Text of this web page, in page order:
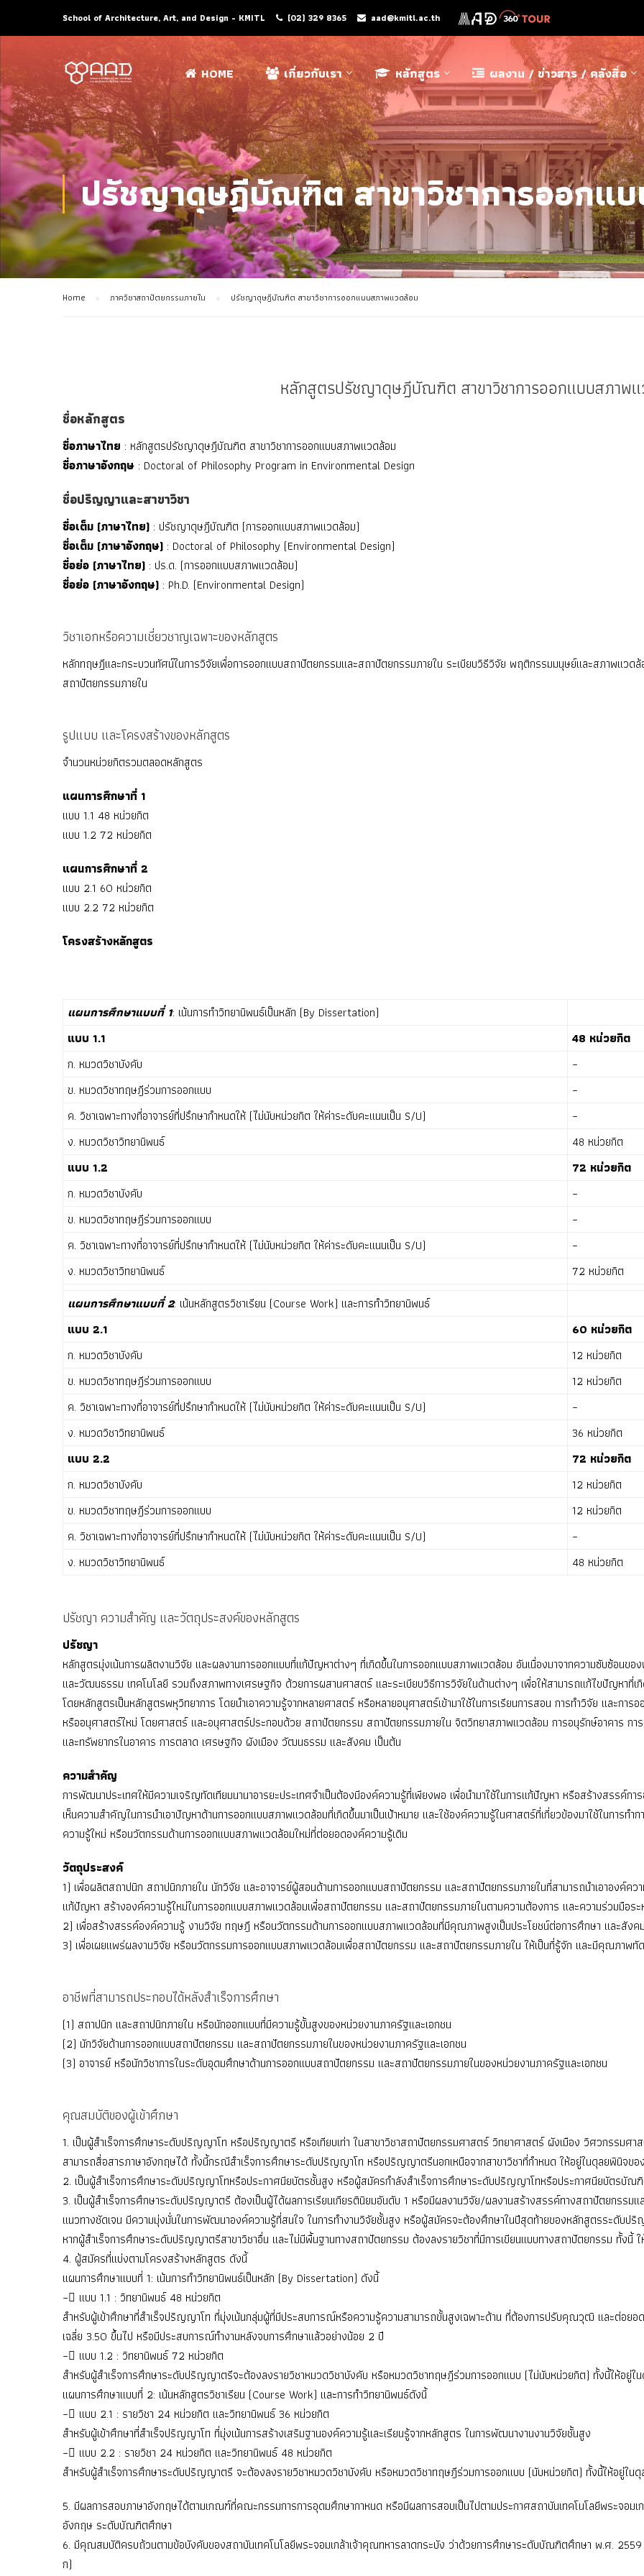
School of Architecture, Art, and Design - KMITL (02) 329 8365 aad@kmitl.ac.th
HOME เกี่ยวกับเรา หลักสูตร ผลงาน / ข่าวสาร / คลังสื่อ
ปรัชญาดุษฎีบัณฑิต สาขาวิชาการออกแ
Home ภาควิชาสถาปัตยกรรมภายใน ปรัชญาดุษฎีบัณฑิต สาขาวิชาการออกแบบสภาพแวดล้อม
หลักสูตรปรัชญาดุษฎีบัณฑิต สาขาวิชาการออกแบบสภาพ
ชื่อหลักสูตร
ชื่อภาษาไทย : หลักสูตรปรัชญาดุษฎีบัณฑิต สาขาวิชาการออกแบบสภาพแวดล้อม
ชื่อภาษาอังกฤษ : Doctoral of Philosophy Program in Environmental Design
ชื่อปริญญาและสาขาวิชา
ชื่อเต็ม (ภาษาไทย) : ปรัชญาดุษฎีบัณฑิต (การออกแบบสภาพแวดล้อม)
ชื่อเต็ม (ภาษาอังกฤษ) : Doctoral of Philosophy (Environmental Design)
ชื่อย่อ (ภาษาไทย) : ปร.ด. (การออกแบบสภาพแวดล้อม)
ชื่อย่อ (ภาษาอังกฤษ) : Ph.D. (Environmental Design)
วิชาเอกหรือความเชี่ยวชาญเฉพาะของหลักสูตร
หลักทฤษฎีและกระบวนทัศน์ในการวิจัยเพื่อการออกแบบสถาปัตยกรรมและสถาปัตยกรรมภายใน ระเบียบวิธีวิจัย พฤติกรรมมนุษย์และสภาพแวด
สถาปัตยกรรมภายใน
รูปแบบ และโครงสร้างของหลักสูตร
จำนวนหน่วยกิตรวมตลอดหลักสูตร
แผนการศึกษาที่ 1
แบบ 1.1 48 หน่วยกิต
แบบ 1.2 72 หน่วยกิต
แผนการศึกษาที่ 2
แบบ 2.1 60 หน่วยกิต
แบบ 2.2 72 หน่วยกิต
โครงสร้างหลักสูตร
แผนการศึกษาแบบที่ 1: เน้นการทำวิทยานิพนธ์เป็นหลัก (By Dissertation)
แบบ 1.1
48 หน่วยกิต
ก. หมวดวิชาบังคับ
–
ข. หมวดวิชาทฤษฎีร่วมการออกแบบ
–
ค. วิชาเฉพาะทางที่อาจารย์ที่ปรึกษากำหนดให้ (ไม่นับหน่วยกิต ให้ค่าระดับคะแนนเป็น S/U)
–
ง. หมวดวิชาวิทยานิพนธ์
48 หน่วยกิต
แบบ 1.2
72 หน่วยกิต
ก. หมวดวิชาบังคับ
–
ข. หมวดวิชาทฤษฎีร่วมการออกแบบ
–
ค. วิชาเฉพาะทางที่อาจารย์ที่ปรึกษากำหนดให้ (ไม่นับหน่วยกิต ให้ค่าระดับคะแนนเป็น S/U)
–
ง. หมวดวิชาวิทยานิพนธ์
72 หน่วยกิต
แผนการศึกษาแบบที่ 2: เน้นหลักสูตรวิชาเรียน (Course Work) และการทำวิทยานิพนธ์
แบบ 2.1
60 หน่วยกิต
ก. หมวดวิชาบังคับ
12 หน่วยกิต
ข. หมวดวิชาทฤษฎีร่วมการออกแบบ
12 หน่วยกิต
ค. วิชาเฉพาะทางที่อาจารย์ที่ปรึกษากำหนดให้ (ไม่นับหน่วยกิต ให้ค่าระดับคะแนนเป็น S/U)
–
ง. หมวดวิชาวิทยานิพนธ์
36 หน่วยกิต
แบบ 2.2
72 หน่วยกิต
ก. หมวดวิชาบังคับ
12 หน่วยกิต
ข. หมวดวิชาทฤษฎีร่วมการออกแบบ
12 หน่วยกิต
ค. วิชาเฉพาะทางที่อาจารย์ที่ปรึกษากำหนดให้ (ไม่นับหน่วยกิต ให้ค่าระดับคะแนนเป็น S/U)
–
ง. หมวดวิชาวิทยานิพนธ์
48 หน่วยกิต
ปรัชญา ความสำคัญ และวัตถุประสงค์ของหลักสูตร
ปรัชญา
หลักสูตรมุ่งเน้นการผลิตงานวิจัย และผลงานการออกแบบที่แก้ปัญหาต่างๆ ที่เกิดขึ้นในการออกแบบสภาพแวดล้อม อันเนื่องมาจากความซับซ้อน
และวัฒนธรรม เทคโนโลยี รวมถึงสภาพทางเศรษฐกิจ ด้วยการผสานศาสตร์ และระเบียบวิธีการวิจัยในด้านต่างๆ เพื่อให้สามารถแก้ไขปัญหาที่เ
โดยหลักสูตรเป็นหลักสูตรพหุวิทยาการ โดยนำเอาความรู้จากหลายศาสตร์ หรือหลายอนุศาสตร์เข้ามาใช้ในการเรียนการสอน การทำวิจัย และกา
หรืออนุศาสตร์ใหม่ โดยศาสตร์ และอนุศาสตร์ประกอบด้วย สถาปัตยกรรม สถาปัตยกรรมภายใน จิตวิทยาสภาพแวดล้อม การอนุรักษ์อาคาร กา
และทรัพยากรในอาคาร การตลาด เศรษฐกิจ ผังเมือง วัฒนธรรม และสังคม เป็นต้น
ความสำคัญ
การพัฒนาประเทศให้มีความเจริญทัดเทียมนานาอารยะประเทศจำเป็นต้องมีองค์ความรู้ที่เพียงพอ เพื่อนำมาใช้ในการแก้ปัญหา หรือสร้างสรรค์ก
เห็นความสำคัญในการนำเอาปัญหาด้านการออกแบบสภาพแวดล้อมที่เกิดขึ้นมาเป็นเป้าหมาย และใช้องค์ความรู้ในศาสตร์ที่เกี่ยวข้องมาใช้ในการท
ความรู้ใหม่ หรือนวัตกรรมด้านการออกแบบสภาพแวดล้อมใหม่ที่ต่อยอดองค์ความรู้เดิม
วัตถุประสงค์
1) เพื่อผลิตสถาปนิก สถาปนิกภายใน นักวิจัย และอาจารย์ผู้สอนด้านการออกแบบสถาปัตยกรรม และสถาปัตยกรรมภายในที่สามารถนำเอาองค์คว
แก้ปัญหา สร้างองค์ความรู้ใหม่ในการออกแบบสภาพแวดล้อมเพื่อสถาปัตยกรรม และสถาปัตยกรรมภายในตามความต้องการ และความร่วมมือร
2) เพื่อสร้างสรรค์องค์ความรู้ งานวิจัย ทฤษฎี หรือนวัตกรรมด้านการออกแบบสภาพแวดล้อมที่มีคุณภาพสูงเป็นประโยชน์ต่อการศึกษา และสังค
3) เพื่อเผยแพร่ผลงานวิจัย หรือนวัตกรรมการออกแบบสภาพแวดล้อมเพื่อสถาปัตยกรรม และสถาปัตยกรรมภายใน ให้เป็นที่รู้จัก และมีคุณภาพทัด
อาชีพที่สามารถประกอบได้หลังสำเร็จการศึกษา
(1) สถาปนิก และสถาปนิกภายใน หรือนักออกแบบที่มีความรู้ขั้นสูงของหน่วยงานภาครัฐและเอกชน
(2) นักวิจัยด้านการออกแบบสถาปัตยกรรม และสถาปัตยกรรมภายในของหน่วยงานภาครัฐและเอกชน
(3) อาจารย์ หรือนักวิชาการในระดับอุดมศึกษาด้านการออกแบบสถาปัตยกรรม และสถาปัตยกรรมภายในของหน่วยงานภาครัฐและเอกชน
คุณสมบัติของผู้เข้าศึกษา
1. เป็นผู้สำเร็จการศึกษาระดับปริญญาโท หรือปริญญาตรี หรือเทียบเท่า ในสาขาวิชาสถาปัตยกรรมศาสตร์ วิทยาศาสตร์ ผังเมือง วิศวกรรมศา
สามารถสื่อสารภาษาอังกฤษได้ ทั้งนี้กรณีสำเร็จการศึกษาระดับปริญญาโท หรือปริญญาตรีนอกเหนือจากสาขาวิชาที่กำหนด ให้อยู่ในดุลยพินิจข
2. เป็นผู้สำเร็จการศึกษาระดับปริญญาโทหรือประกาศนียบัตรชั้นสูง หรือผู้สมัครกำลังสำเร็จการศึกษาระดับปริญญาโทหรือประกาศนียบัตรบัณ
3. เป็นผู้สำเร็จการศึกษาระดับปริญญาตรี ต้องเป็นผู้ได้ผลการเรียนเกียรตินิยมอันดับ 1 หรือมีผลงานวิจัย/ผลงานสร้างสรรค์ทางสถาปัตยกรรมแ
แนวทางชัดเจน มีความมุ่งมั่นในการพัฒนาองค์ความรู้ที่สนใจ ในการทำงานวิจัยชั้นสูง หรือผู้สมัครจะต้องศึกษาในปีสุดท้ายของหลักสูตรระดับป
หากผู้สำเร็จการศึกษาระดับปริญญาตรีสาขาวิชาอื่น และไม่มีพื้นฐานทางสถาปัตยกรรม ต้องลงรายวิชาที่มีการเขียนแบบทางสถาปัตยกรรม ทั้ง
4. ผู้สมัครที่แบ่งตามโครงสร้างหลักสูตร ดังนี้
แผนการศึกษาแบบที่ 1: เน้นการทำวิทยานิพนธ์เป็นหลัก (By Dissertation) ดังนี้
– แบบ 1.1 : วิทยานิพนธ์ 48 หน่วยกิต
สำหรับผู้เข้าศึกษาที่สำเร็จปริญญาโท ที่มุ่งเน้นกลุ่มผู้ที่มีประสบการณ์หรือความรู้ความสามารถขั้นสูงเฉพาะด้าน ที่ต้องการปรับคุณวุฒิ และต่อย
เฉลี่ย 3.50 ขึ้นไป หรือมีประสบการณ์ทำงานหลังจบการศึกษาแล้วอย่างน้อย 2 ปี
– แบบ 1.2 : วิทยานิพนธ์ 72 หน่วยกิต
สำหรับผู้สำเร็จการศึกษาระดับปริญญาตรีจะต้องลงรายวิชาหมวดวิชาบังคับ หรือหมวดวิชาทฤษฎีร่วมการออกแบบ (ไม่นับหน่วยกิต) ทั้งนี้ให้อยู่
แผนการศึกษาแบบที่ 2: เน้นหลักสูตรวิชาเรียน (Course Work) และการทำวิทยานิพนธ์ดังนี้
– แบบ 2.1 : รายวิชา 24 หน่วยกิต และวิทยานิพนธ์ 36 หน่วยกิต
สำหรับผู้เข้าศึกษาที่สำเร็จปริญญาโท ที่มุ่งเน้นการสร้างเสริมฐานองค์ความรู้และเรียนรู้จากหลักสูตร ในการพัฒนางานงานวิจัยชั้นสูง
– แบบ 2.2 : รายวิชา 24 หน่วยกิต และวิทยานิพนธ์ 48 หน่วยกิต
สำหรับผู้สำเร็จการศึกษาระดับปริญญาตรี จะต้องลงรายวิชาหมวดวิชาบังคับ หรือหมวดวิชาทฤษฎีร่วมการออกแบบ (นับหน่วยกิต) ทั้งนี้ให้อยู่ใ
5. มีผลการสอบภาษาอังกฤษได้ตามเกณฑ์ที่คณะกรรมการการอุดมศึกษากาหนด หรือมีผลการสอบเป็นไปตามประกาศสถาบันเทคโนโลยีพระจอม
อังกฤษ ระดับบัณฑิตศึกษา
6. มีคุณสมบัติครบถ้วนตามข้อบังคับของสถาบันเทคโนโลยีพระจอมเกล้าเจ้าคุณทหารลาดกระบัง ว่าด้วยการศึกษาระดับบัณฑิตศึกษา พ.ศ.
ก)